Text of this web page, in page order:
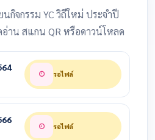
นกิจกรรม YC วิถีใหม่ ประจำปี
าน สแกน QR หรือดาวน์โหลด
รอไฟล์
รอไฟล์